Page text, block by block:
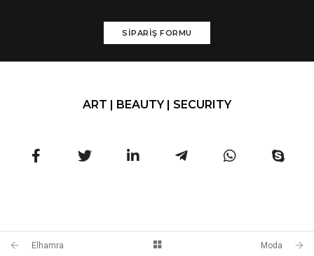
SİPARİŞ FORMU
ART | BEAUTY | SECURITY
Elhamra Moda